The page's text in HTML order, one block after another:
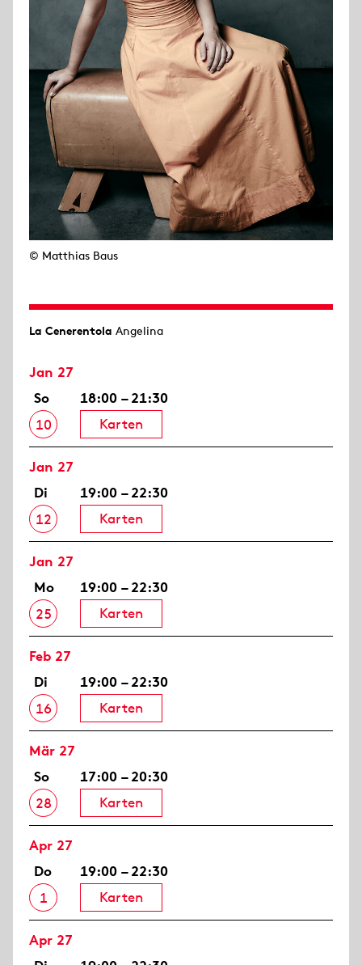
© Matthias Baus
La Cenerentola Angelina
Jan 27
So
10
18:00 – 21:30
Karten
Jan 27
Di
12
19:00 – 22:30
Karten
Jan 27
Mo
25
19:00 – 22:30
Karten
Feb 27
Di
16
19:00 – 22:30
Karten
Mär 27
So
28
17:00 – 20:30
Karten
Apr 27
Do
1
19:00 – 22:30
Karten
Apr 27